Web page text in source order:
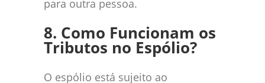
para outra pessoa.
8. Como Funcionam os
Tributos no Espólio?
O espólio está sujeito ao